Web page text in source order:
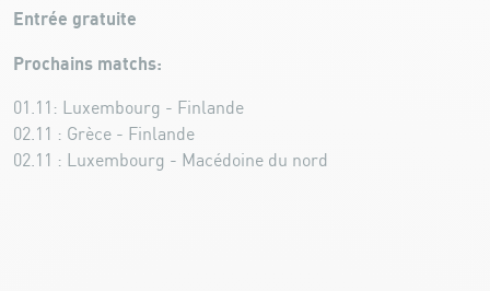
Entrée gratuite
Prochains matchs:
01.11: Luxembourg - Finlande
02.11 : Grèce - Finlande
02.11 : Luxembourg - Macédoine du nord